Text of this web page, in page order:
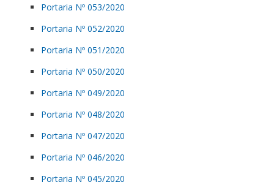
Portaria Nº 053/2020
Portaria Nº 052/2020
Portaria Nº 051/2020
Portaria Nº 050/2020
Portaria Nº 049/2020
Portaria Nº 048/2020
Portaria Nº 047/2020
Portaria Nº 046/2020
Portaria Nº 045/2020